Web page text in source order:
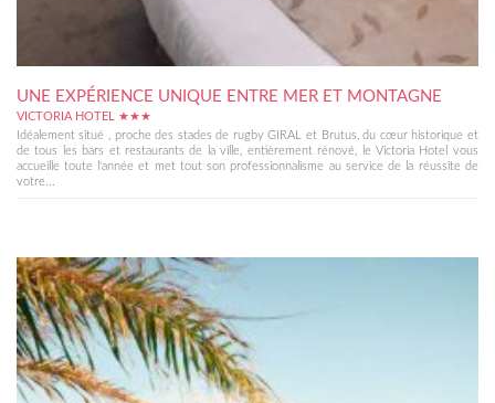
UNE EXPÉRIENCE UNIQUE ENTRE MER ET MONTAGNE
VICTORIA HOTEL ★★★
Idéalement situé , proche des stades de rugby GIRAL et Brutus, du cœur historique et
de tous les bars et restaurants de la ville, entièrement rénové, le Victoria Hotel vous
accueille toute l'année et met tout son professionnalisme au service de la réussite de
votre...